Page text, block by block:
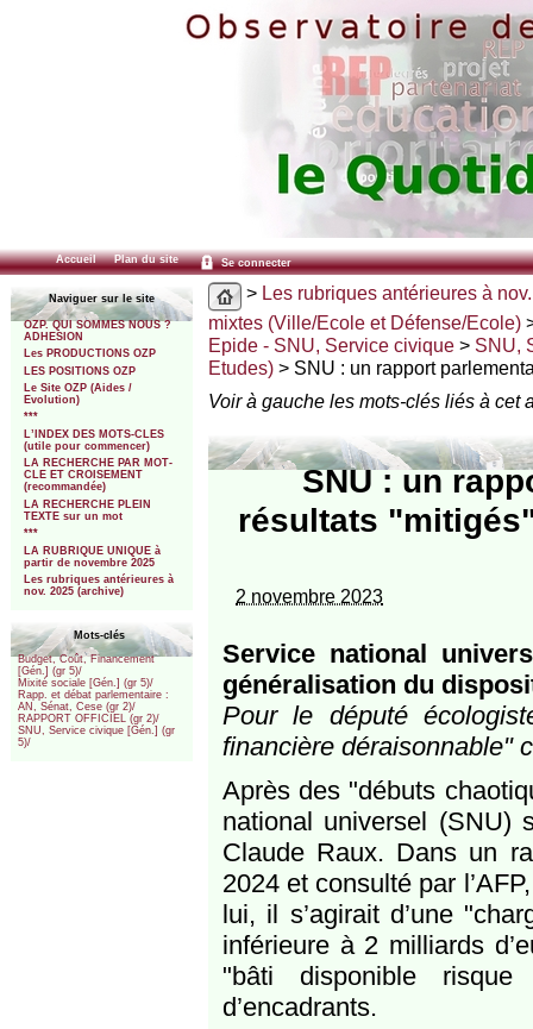
Accueil Plan du site Se connecter
Naviguer sur le site
OZP. QUI SOMMES NOUS ?
ADHESION
Les PRODUCTIONS OZP
LES POSITIONS OZP
Le Site OZP (Aides /
Evolution)
***
L’INDEX DES MOTS-CLES
(utile pour commencer)
LA RECHERCHE PAR MOT-
CLE ET CROISEMENT
(recommandée)
LA RECHERCHE PLEIN
TEXTE sur un mot
***
LA RUBRIQUE UNIQUE à
partir de novembre 2025
Les rubriques antérieures à
nov. 2025 (archive)
Mots-clés
Budget, Coût, Financement
[Gén.] (gr 5)/
Mixité sociale [Gén.] (gr 5)/
Rapp. et débat parlementaire :
AN, Sénat, Cese (gr 2)/
RAPPORT OFFICIEL (gr 2)/
SNU, Service civique [Gén.] (gr
5)/
> Les rubriques antérieures à
mixtes (Ville/Ecole et Défense/Ecole)
Epide - SNU, Service civique> SNU,
Etudes)> SNU : un rapport
Voir à gauche les mots-clés liés à cet
SNU : un
résultats
2 novembre 2023
Service national
généralisation du
Pour le député
financière déraisonnable"
Après des "débuts
national universel (SNU)
Claude Raux. Dans un
2024 et consulté par
lui, il s’agirait d’une
inférieure à 2 milliards
"bâti disponible
d’encadrants.